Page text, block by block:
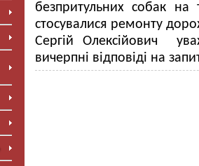
безпритульних собак на
стосувалися ремонту
Сергій Олексійович
вичерпні відповіді на